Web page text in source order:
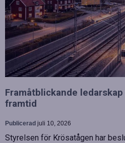
Framåtblickande
framtid
Publicerad juli 10, 2026
Styrelsen för Krösatågen har